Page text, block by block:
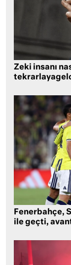
Zeki insanı
Fenerbahçe,
ile geçti,